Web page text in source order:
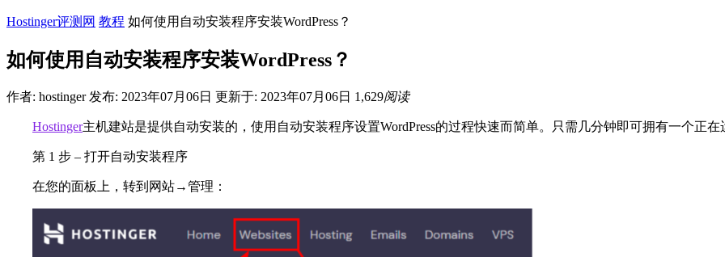
Hostinger评测网 教程 如何使用自动安装程序安装WordPress？
如何使用自动安装程序安装WordPress？
作者: hostinger 发布: 2023年07月06日 更新于: 2023年07月06日 1,629阅读
Hostinger主机建站是提供自动安装的，使用自动安装程序设置WordPress的过程快速而简单。只需几分钟即可拥有一个正在
第 1 步 – 打开自动安装程序
在您的面板上，转到网站→管理：